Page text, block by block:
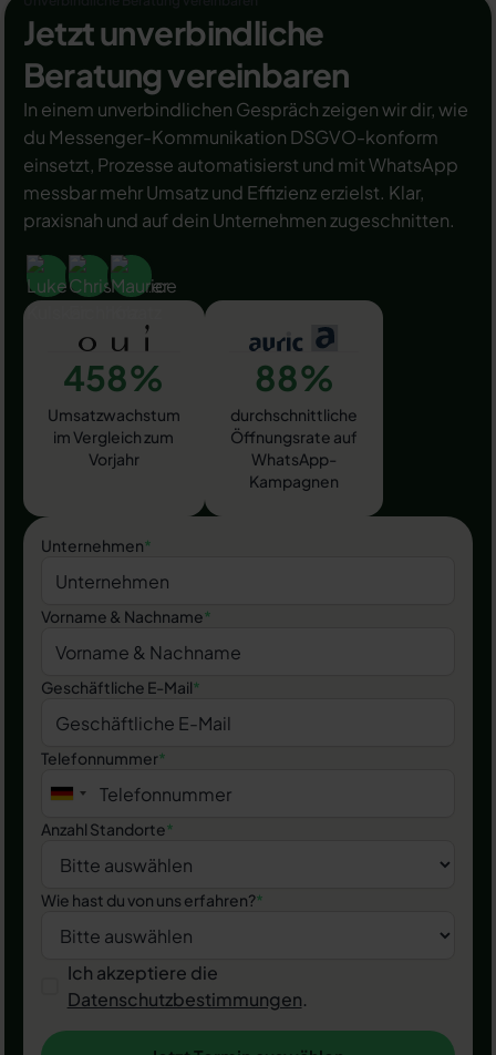
Jetzt unverbindliche
Beratung vereinbaren
In einem unverbindlichen Gespräch zeigen wir dir, wie
du Messenger-Kommunikation DSGVO-konform
einsetzt, Prozesse automatisierst und mit WhatsApp
messbar mehr Umsatz und Effizienz erzielst. Klar,
praxisnah und auf dein Unternehmen zugeschnitten.
458%
Umsatzwachstum
im Vergleich zum
Vorjahr
88%
durchschnittliche
Öffnungsrate auf
WhatsApp-
Kampagnen
Unternehmen*
Vorname & Nachname*
Geschäftliche E-Mail*
Telefonnummer*
Anzahl Standorte*
Wie hast du von uns erfahren?*
Ich akzeptiere die
Datenschutzbestimmungen.